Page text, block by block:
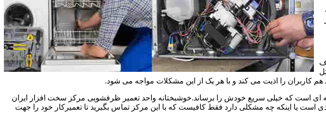
کاربران را اذیت می کند و با هر یک از این مشکلات مواجه می شود.
ای است که خیلی سریع خودش را برساند.خوشبختانه واحد تعمیر ظرفشویی مرکز سخت افزار ایران
یا اینکه چه مشکلی دارد فقط کافیست که با این مرکز تماس بگیرید تا تعمیرکار خود را جهت